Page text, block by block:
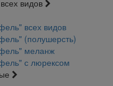
видов
всех видов
(полушерсть)
меланж
с люрексом